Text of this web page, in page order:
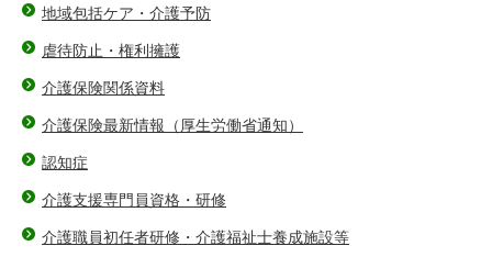
地域包括ケア・介護予防
虐待防止・権利擁護
介護保険関係資料
介護保険最新情報（厚生労働省通知）
認知症
介護支援専門員資格・研修
介護職員初任者研修・介護福祉士養成施設等